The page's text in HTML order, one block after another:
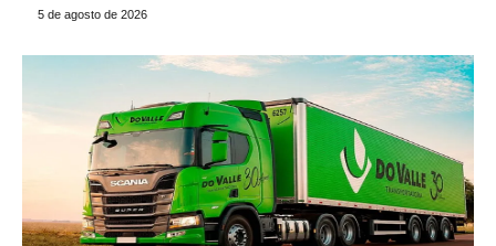
5 de agosto de 2026